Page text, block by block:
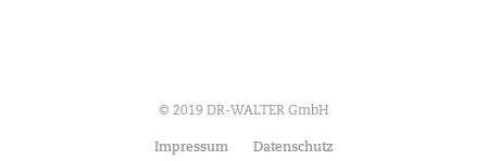
© 2019 DR-WALTER GmbH
Impressum Datenschutz